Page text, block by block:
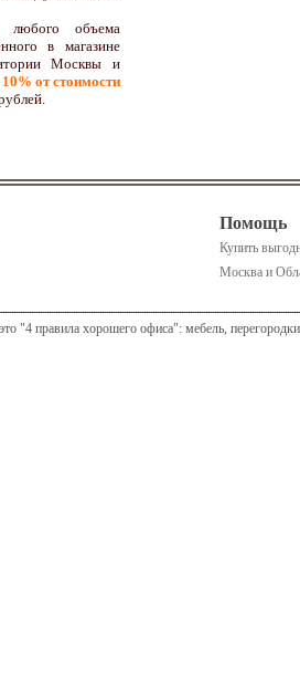
объема
в магазине
Москвы и
% от стоимости
Помощь
Купить
Москва и
"4 правила хорошего офиса": мебель,